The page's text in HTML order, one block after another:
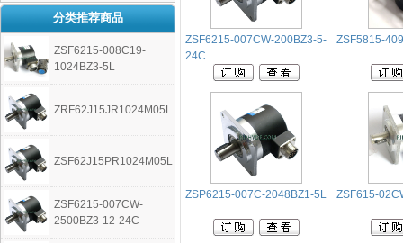
分类推荐商品
ZSF6215-008C19-
1024BZ3-5L
ZRF62J15JR1024M05L
ZSF62J15PR1024M05L
ZSF6215-007CW-
2500BZ3-12-24C
ZSF6215-007CW-200BZ3-5-
24C
ZSF5815-
ZSP6215-007C-2048BZ1-5L ZSF615-